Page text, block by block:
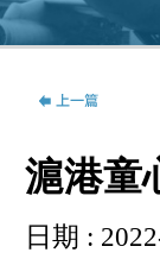
滬港童
日期 :